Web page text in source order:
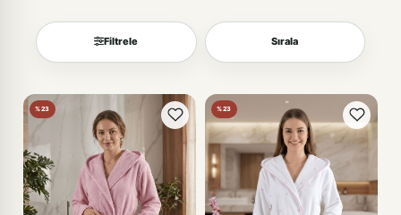
Filtrele Sırala
Sırala
%23 %23